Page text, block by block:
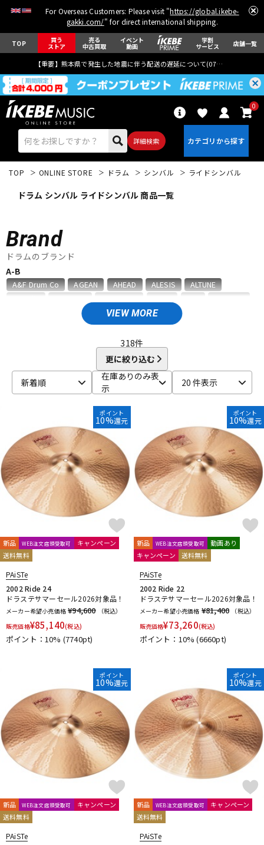
For Overseas Customers: Please visit "https://global.ikebe-
gakki.com/" for direct international shipping.
TOP 買う
ストア
売る
中古買取
イベント
動画
学割
サービス 店舗一覧
【重要】熊本県で発生した地震に伴う配送の遅延について(07月29日
詳細検索
0
エレキギター
ベース ウクレレ
パーカッション
アンプ エフェクター
DJ機器 DTM
DTM オンライン納品 レコーディング機器
中古 ヴィンテージ
TOP ONLINE STORE ドラム シンバル ライドシンバル
ドラム シンバル ライドシンバル 商品一覧
Brand
ドラムのブランド
VIEW MORE
A-B
A&F Drum Co AGEAN AHEAD ALESIS
ALTUNE
basiner BASS DRUM O's
Beato
BIG FAT SNARE DRUM
BONNEY DRUM JAPAN
Brush Fire
CANOPUS COO design Craig Lauritsen
Craviotto
CYMBAG
CYMPAD Daiking Corporation
DANMAR
Drum Gym
Drummer's Grip
DRUMMERS TOP TEAM Dunnett dw
E-G
ECO MUSIC Ellis Cymbal ELLIS ISLAND emjmod
EVANS
Evetts Drum Company
fibes Flix
Funch Cymbals
GATOR
Gibraltar GORILLA SNOT GOSTRAY
GRETSCH
GrooveTech Tools
Grover Pro Percussion
HUDSON MUSIC
Inami Custom Drums
INDe
Innovative Percussion
Istanbul
Istanbul／Mehmet
JOE MONTINERI
JOHNNY RABB DRUMSTICKS
Kentville Drums
KEPLINGER DRUMS Kick Block
kitano
KORG KUPPMEN
L-N
LERNI LOS CABOS Ludwig MAPEX
Masterwork
MATT BETTIS
MAXTONE MEDELI MEINL MONO
NOBLE&COOLEY
OCDP OFFWORLD Percussion ONETONE
oruga
Overtone Labs
PACKEN Pad Corporation
PAiSTe
pdp by DW
Pearl PLAYWOOD PORK PIE
PREMiER
Pro Logix
Pro-mark PROMUCO
Protection Racket
puresound percussion
Reunion Blues
riddim
RimRiser Ring-O Robokey
ROC-N-SOC
Rogers
ROHEMA Roland R-TOM SABIAN
Safe Ears
318件
更に絞り込む
新着順
在庫ありのみ表
示
20 件表示
ポイント
10%還元
新品 WEB注文店頭受取可
キャンペーン
送料無料
PAiSTe
2002 Ride 24
ドラステサマーセール2026対象品！
メーカー希望小売価格 ¥94,600
（税込）
販売価格¥85,140(税込)
ポイント：10% (7740pt)
ポイント
10%還元
新品 WEB注文店頭受取可
動画あり
キャンペーン
送料無料
PAiSTe
2002 Ride 22
ドラステサマーセール2026対象品！
メーカー希望小売価格 ¥81,400
（税込）
販売価格¥73,260(税込)
ポイント：10%(6660pt)
ポイント
10%還元
新品 WEB注文店頭受取可
キャンペーン
送料無料
PAiSTe
ポイント
10%還元
新品 WEB注文店頭受取可
キャンペーン
送料無料
PAiSTe